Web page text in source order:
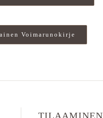
Voimarunokirje
TILAAMINEN